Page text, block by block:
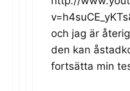
och jag är
den kan
fortsätta min